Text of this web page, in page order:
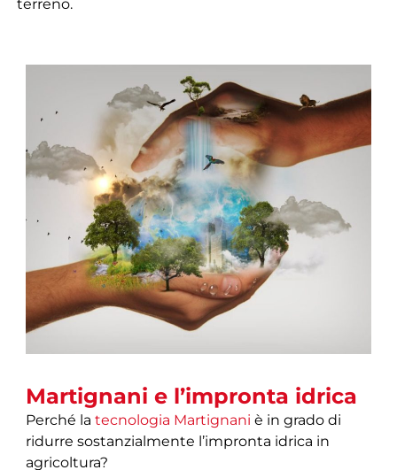
terreno.
Martignani e l’impronta idrica
Perché la tecnologia Martignani è in grado di
ridurre sostanzialmente l’impronta idrica in
agricoltura?